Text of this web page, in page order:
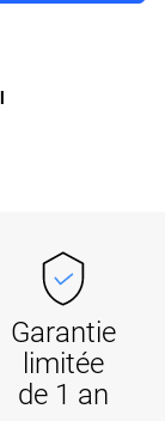
Garantie
limitée
de 1 an